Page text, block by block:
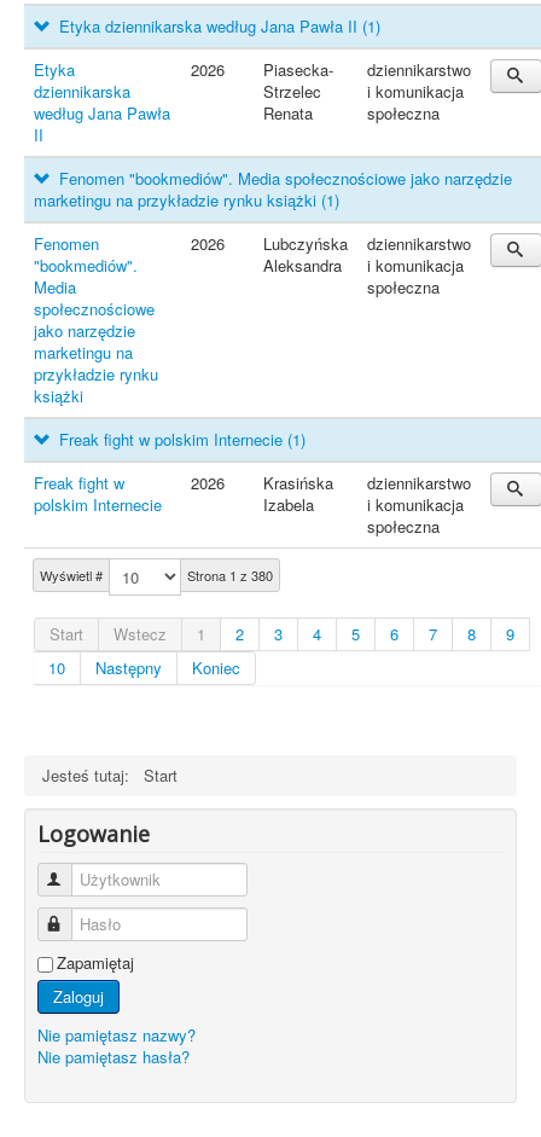
Wyświetl # Strona 1 z 380
Start Wstecz 1 2 3 4 5 6 7 8
9
10
Następny Koniec
Etyka dziennikarska według Jana Pawła II (1)
Etyka
dziennikarska
według Jana Pawła
II
2026
Piasecka-
Strzelec
Renata
dziennikarstwo
i komunikacja
społeczna
Fenomen "bookmediów". Media społecznościowe jako narzędzie
marketingu na przykładzie rynku książki (1)
Fenomen
"bookmediów".
Media
społecznościowe
jako narzędzie
marketingu na
przykładzie rynku
książki
2026
Lubczyńska
Aleksandra
dziennikarstwo
i komunikacja
społeczna
Freak fight w polskim Internecie (1)
Freak fight w
polskim Internecie
2026
Krasińska
Izabela
dziennikarstwo
i komunikacja
społeczna
Jesteś tutaj: Start
Logowanie
Użytkownik
Hasło
Zapamiętaj
Zaloguj
Nie pamiętasz nazwy?
Nie pamiętasz hasła?